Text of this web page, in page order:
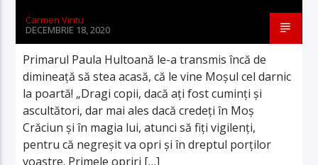
Carmen Vintu
DECEMBRIE 18, 2020
Primarul Paula Hultoană le-a transmis încă de
dimineață să stea acasă, că le vine Moșul cel darnic
la poartă! „Dragi copii, dacă ați fost cuminți și
ascultători, dar mai ales dacă credeți în Moș
Crăciun și în magia lui, atunci să fiți vigilenți,
pentru că negreșit va opri și în dreptul porților
voastre. Primele opriri […]